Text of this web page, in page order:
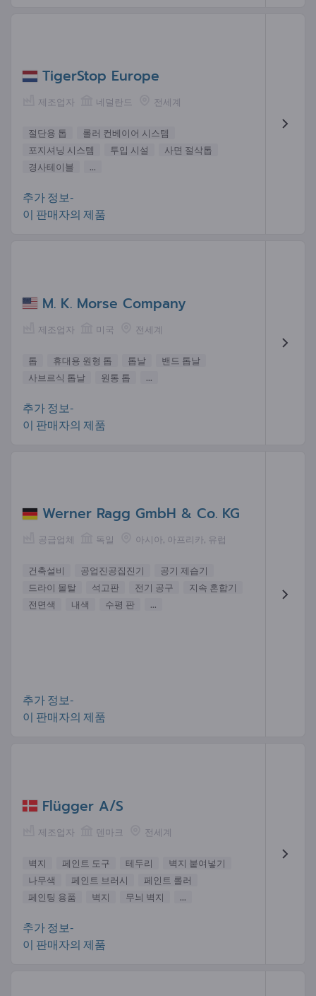
TigerStop Europe
제조업자 네덜란드 전세계
절단용 톱
롤러 컨베이어 시스템
포지셔닝 시스템
투입 시설
사면 절삭톱
경사테이블
...
추가 정보-
이 판매자의 제품
M. K. Morse Company
제조업자 미국 전세계
톱 휴대용 원형 톱 톱날
밴드 톱날
사브르식 톱날
원통 톱 ...
추가 정보-
이 판매자의 제품
Werner Ragg GmbH & Co. KG
공급업체 독일 아시아, 아프리카, 유럽
건축설비 공업진공집진기
공기 제습기
드라이 몰탈
석고판 전기 공구
지속 혼합기
전면색
내색 수평 판 ...
추가 정보-
이 판매자의 제품
Flügger A/S
제조업자 덴마크 전세계
벽지 페인트 도구 테두리
벽지 붙여넣기
나무색
페인트 브러시
페인트 롤러
페인팅 용품
벽지 무늬 벽지 ...
추가 정보-
이 판매자의 제품